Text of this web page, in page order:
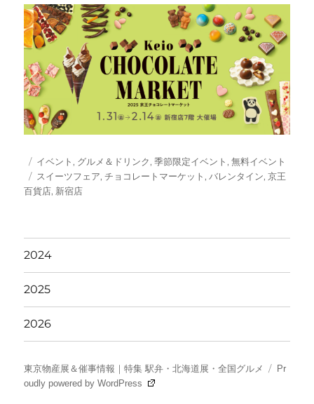
投
稿
日:
カ
テ
ゴ
イベント , グルメ＆ドリンク,季節限定イベント ,無料イベント
タ
グ
スイーツフェア,チョコレートマーケット , バレンタイン,京王
百貨店, 新宿店
2024
2025
2026
東京物産展＆催事情報｜特集 駅弁・北海道展・全国グルメ
Pr
oudly powered by WordPress